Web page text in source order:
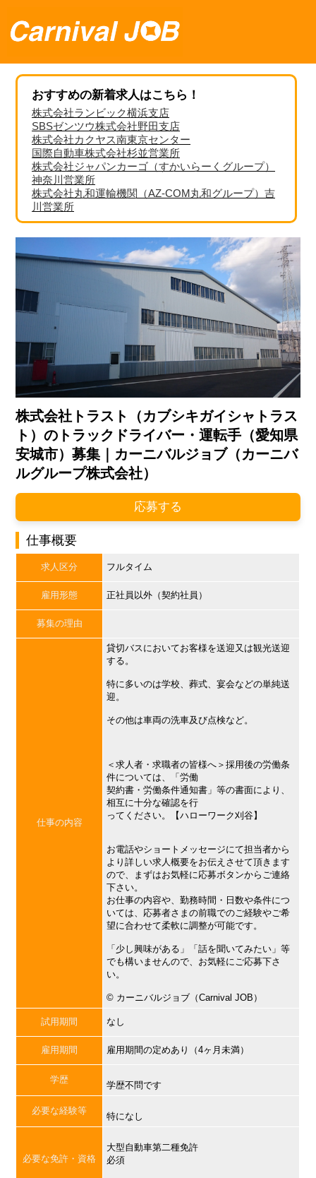
おすすめの新着求人はこちら！
株式会社ランビック横浜支店
SBSゼンツウ株式会社野田支店
株式会社カクヤス南東京センター
国際自動車株式会社杉並営業所
株式会社ジャパンカーゴ（すかいらーくグループ）
神奈川営業所
株式会社丸和運輸機関（AZ-COM丸和グループ）吉
川営業所
株式会社トラスト（カブシキガイシャトラス
ト）のトラックドライバー・運転手（愛知県
安城市）募集｜カーニバルジョブ（カーニバ
ルグループ株式会社）
応募する
仕事概要
求人区分 フルタイム
雇用形態 正社員以外（契約社員）
募集の理由
仕事の内容
貸切バスにおいてお客様を送迎又は観光送迎
する。
特に多いのは学校、葬式、宴会などの単純送
迎。
その他は車両の洗車及び点検など。
＜求人者・求職者の皆様へ＞採用後の労働条
件については、「労働
契約書・労働条件通知書」等の書面により、
相互に十分な確認を行
ってください。【ハローワーク刈谷】
お電話やショートメッセージにて担当者から
より詳しい求人概要をお伝えさせて頂きます
ので、まずはお気軽に応募ボタンからご連絡
下さい。
お仕事の内容や、勤務時間・日数や条件につ
いては、応募者さまの前職でのご経験やご希
望に合わせて柔軟に調整が可能です。
「少し興味がある」「話を聞いてみたい」等
でも構いませんので、お気軽にご応募下さ
い。
©︎ カーニバルジョブ（Carnival JOB）
試用期間 なし
雇用期間 雇用期間の定めあり（4ヶ月未満）
学歴
学歴不問です
必要な経験等
特になし
必要な免許・資格
大型自動車第二種免許
必須